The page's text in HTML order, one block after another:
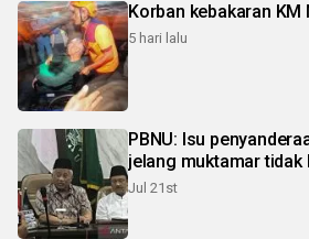
Korban kebakaran KM
5 hari lalu
PBNU: Isu
jelang muktamar tidak
Jul 21st